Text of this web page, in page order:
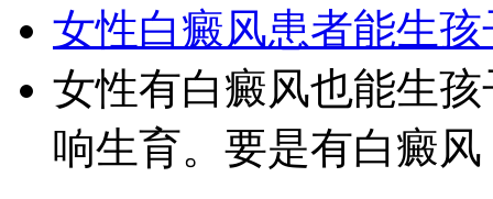
女性白癜风患者能生孩
女性有白癜风也能生
响生育。要是有白癜